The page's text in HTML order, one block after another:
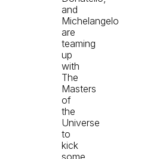
and
Michelangelo
are
teaming
up
with
The
Masters
of
the
Universe
to
kick
some